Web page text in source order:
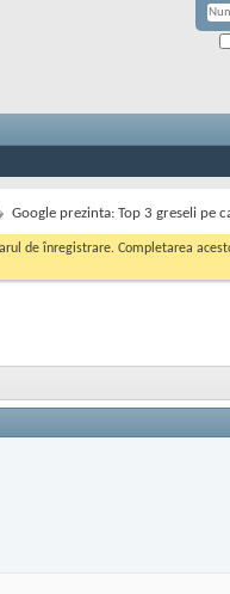
Google prezinta: Top 3 greseli pe
de înregistrare. Completarea